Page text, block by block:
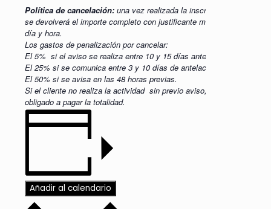
Política de cancelación: una vez realizada la inscripción, sólo
se devolverá el importe completo con justificante médico con
día y hora.
Los gastos de penalización por cancelar:
El 5% si el aviso se realiza entre 10 y 15 días antes
El 25% si se comunica entre 3 y 10 días de antelación
El 50% si se avisa en las 48 horas previas.
Si el cliente no realiza la actividad sin previo aviso, está
obligado a pagar la totalidad.
Añadir al calendario